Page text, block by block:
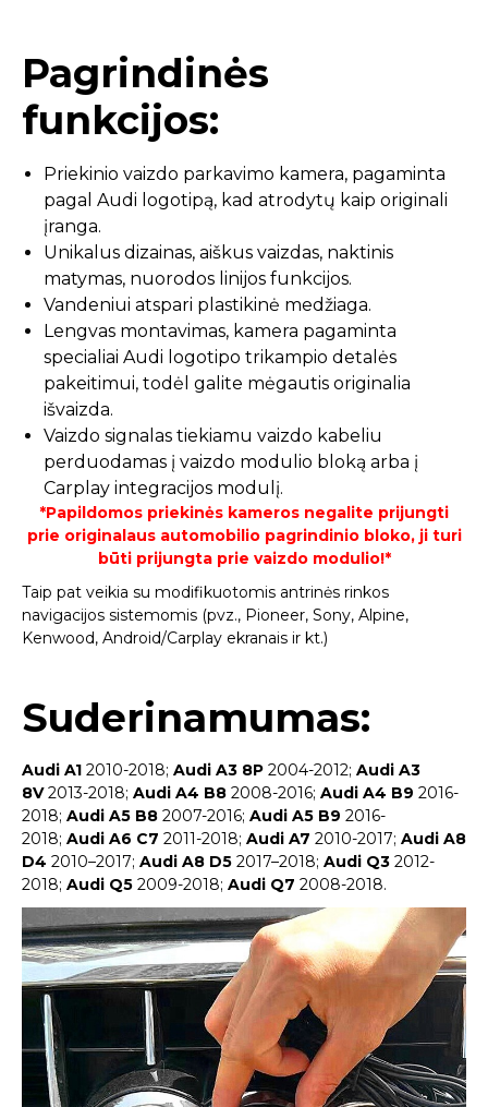
Pagrindinės
funkcijos:
Priekinio vaizdo parkavimo kamera, pagaminta
pagal Audi logotipą, kad atrodytų kaip originali
įranga.
Unikalus dizainas, aiškus vaizdas, naktinis
matymas, nuorodos linijos funkcijos.
Vandeniui atspari plastikinė medžiaga.
Lengvas montavimas, kamera pagaminta
specialiai Audi logotipo trikampio detalės
pakeitimui, todėl galite mėgautis originalia
išvaizda.
Vaizdo signalas tiekiamu vaizdo kabeliu
perduodamas į vaizdo modulio bloką arba į
Carplay integracijos modulį.
*Papildomos priekinės kameros negalite prijungti
prie originalaus automobilio pagrindinio bloko, ji turi
būti prijungta prie vaizdo modulio!*
Taip pat veikia su modifikuotomis antrinės rinkos
navigacijos sistemomis (pvz., Pioneer, Sony, Alpine,
Kenwood, Android/Carplay ekranais ir kt.)
Suderinamumas:
Audi A1 2010-2018; Audi A3 8P 2004-2012; Audi A3
8V2013-2018; Audi A4 B8 2008-2016; Audi A4 B9 2016-
2018; Audi A5 B8 2007-2016; Audi A5 B9 2016-
2018; Audi A6 C7 2011-2018; Audi A7 2010-2017; Audi A8
D4 2010–2017; Audi A8 D5 2017–2018; Audi Q3 2012-
2018; Audi Q5 2009-2018; Audi Q7 2008-2018.